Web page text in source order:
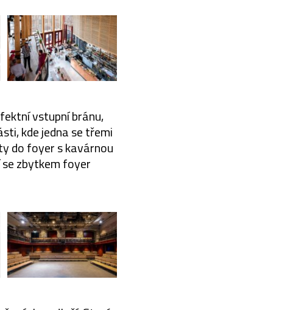
vstupní bránu,
kde jedna se třemi
do foyer s kavárnou
zbytkem foyer